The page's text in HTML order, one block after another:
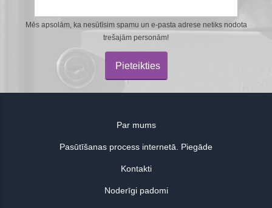
Mēs apsolām, ka nesūtīsim spamu un e-pasta adrese netiks nodota
trešajām personām!
Pieteikties
Par mums
Pasūtīšanas process internetā. Piegāde
Kontakti
Noderīgi padomi